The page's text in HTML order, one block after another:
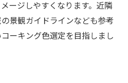
ージしやすくなります。近隣
景観ガイドラインなども参考
ーキング色選定を目指しまし